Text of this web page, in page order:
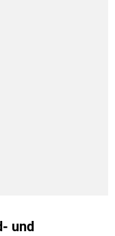
und